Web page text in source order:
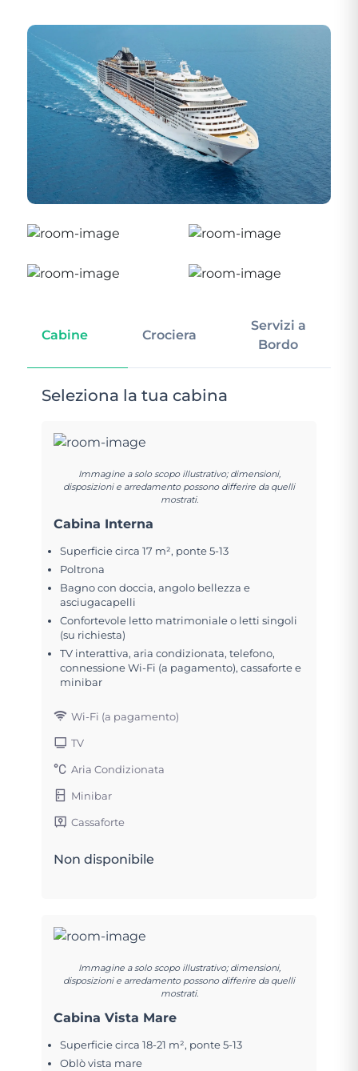
Cabine Crociera
Servizi a
Bordo
Seleziona la tua cabina
Immagine a solo scopo illustrativo; dimensioni,
disposizioni e arredamento possono differire da quelli
mostrati.
Cabina Interna
Superficie circa 17 m², ponte 5-13
Poltrona
Bagno con doccia, angolo bellezza e
asciugacapelli
Confortevole letto matrimoniale o letti singoli
(su richiesta)
TV interattiva, aria condizionata, telefono,
connessione Wi-Fi (a pagamento), cassaforte e
minibar
Wi-Fi (a pagamento)
TV
Aria Condizionata
Minibar
Cassaforte
Non disponibile
Immagine a solo scopo illustrativo; dimensioni,
disposizioni e arredamento possono differire da quelli
mostrati.
Cabina Vista Mare
Superficie circa 18-21 m², ponte 5-13
Oblò vista mare